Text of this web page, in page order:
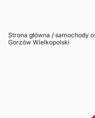
Strona główna / samochody
Gorzów Wielkopolski